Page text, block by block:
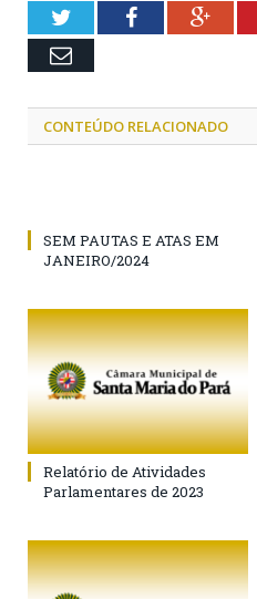
TwitterFacebook
Email
CONTEÚDO RELACIONADO
SEM PAUTAS E ATAS EM
JANEIRO/2024
Relatório de Atividades
Parlamentares de 2023